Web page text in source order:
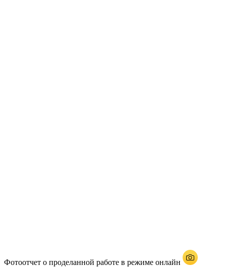
Фотоотчет о проделанной работе в режиме онлайн